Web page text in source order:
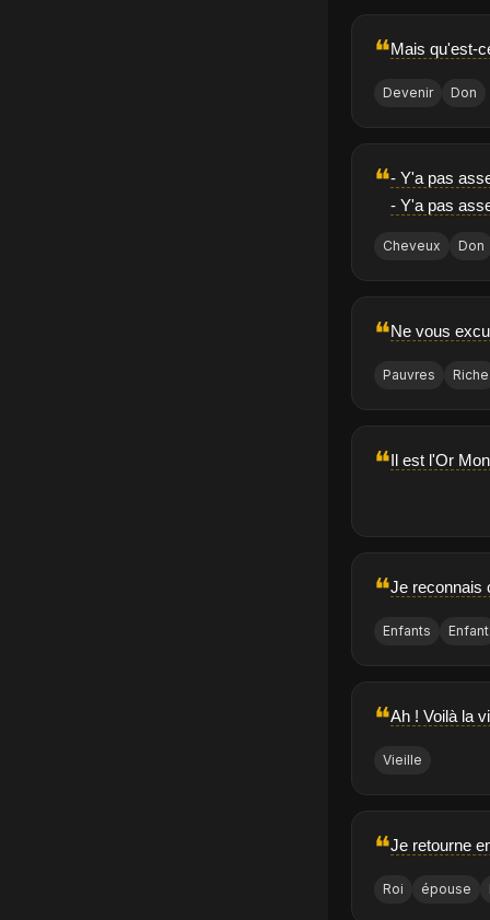
❝Mais qu'est-
Devenir Don
❝- Y'a pas
- Y'a pas
Cheveux Don
❝Ne vous
Pauvres Riche
❝Il est l'Or
❝Je reconnais
Enfants Enfant
❝Ah ! Voilà la
Vieille
❝Je retourne
Roi épouse